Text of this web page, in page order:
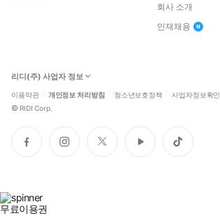
회사 소개
인재채용
리디(주) 사업자 정보
이용약관 개인정보 처리방침 청소년보호정책 사업자정보확인
© RIDI Corp.
페
이
인
스
트
위
유
튜
틱
톡
무료이용권